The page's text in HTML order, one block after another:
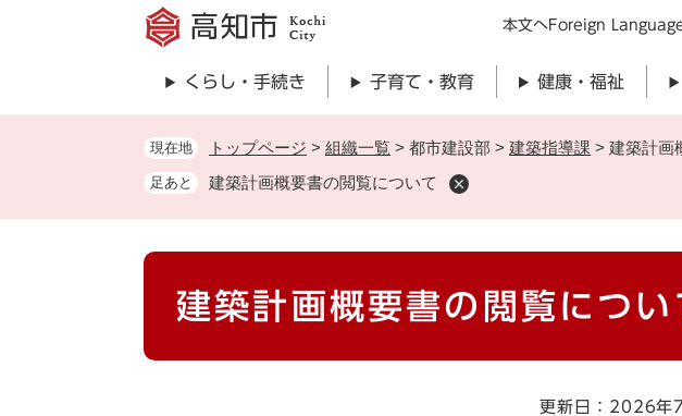
先
。
メニ
本文へForeign
くらし・手続き 子育て・教育 健康・福祉
現在地 トップページ > 組織一覧 > 都市建設部 > 建築指導課 > 建築計画
足あと 建築計画概要書の閲覧について
本
建築計画概要書の閲覧につい
更新日：2026年